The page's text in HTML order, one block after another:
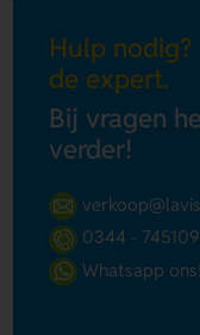
Hulp
de expert.
Bij vragen
verder!
0344 - 745109
Whatsapp ons!